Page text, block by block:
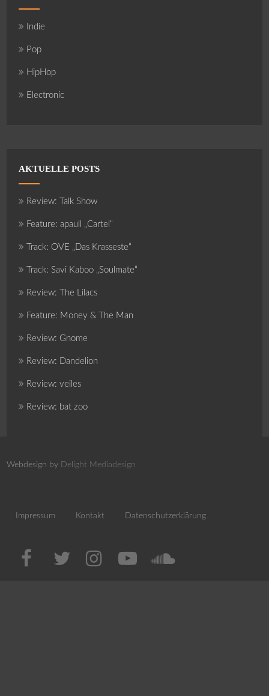
Indie
Pop
HipHop
Electronic
AKTUELLE POSTS
Review: Talk Show
Feature: apaull „Cartel“
Track: OVE „Das Krasseste“
Track: Savi Kaboo „Soulmate“
Review: The Lilacs
Feature: Money & The Man
Review: Gnome
Review: Dandelion
Review: veiles
Review: bat zoo
Webdesign by Delight Mediadesign
Impressum Kontakt Datenschutzerklärung